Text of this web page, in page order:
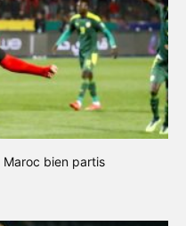
Maroc bien partis